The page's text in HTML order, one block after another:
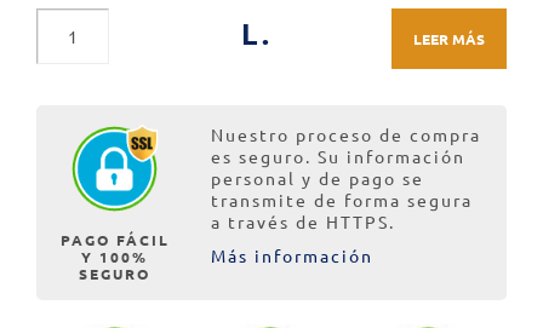
L. LEER MÁS
PAGO FÁCIL
Y 100%
SEGURO
Nuestro proceso de compra
es seguro. Su información
personal y de pago se
transmite de forma segura
a través de HTTPS.
Más información